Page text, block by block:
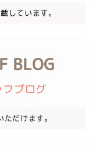
しています。
BLOG
フブログ
だけます。